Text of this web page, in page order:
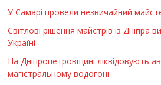
У Самарі провели незвичайний
Світлові рішення майстрів із Дніпра
Україні
На Дніпропетровщині ліквідовують
магістральному водогоні